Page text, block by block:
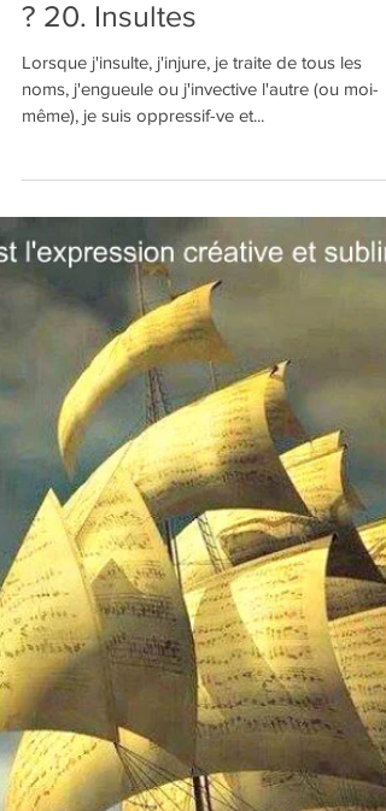
Comment se manifeste l'ego
? 20. Insultes
Lorsque j'insulte, j'injure, je traite de tous les
noms, j'engueule ou j'invective l'autre (ou moi-
même), je suis oppressif-ve et...